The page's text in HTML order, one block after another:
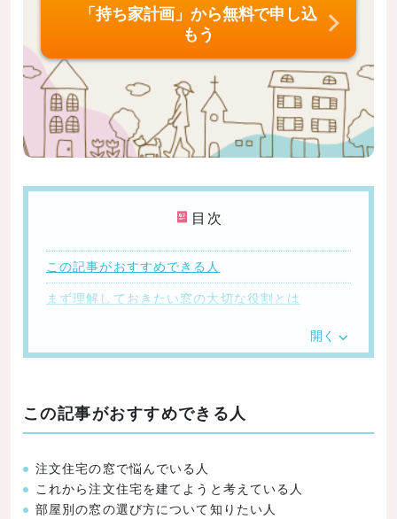
「持ち家計画」から無料で申し込
もう
目次
この記事がおすすめできる人
まず理解しておきたい窓の大切な役割とは
換気・通風
デザイン
設置場所で見る失敗しない窓選びのポイント
リビング・ダイニング
開く
この記事がおすすめできる人
注文住宅の窓で悩んでいる人
これから注文住宅を建てようと考えている人
部屋別の窓の選び方について知りたい人